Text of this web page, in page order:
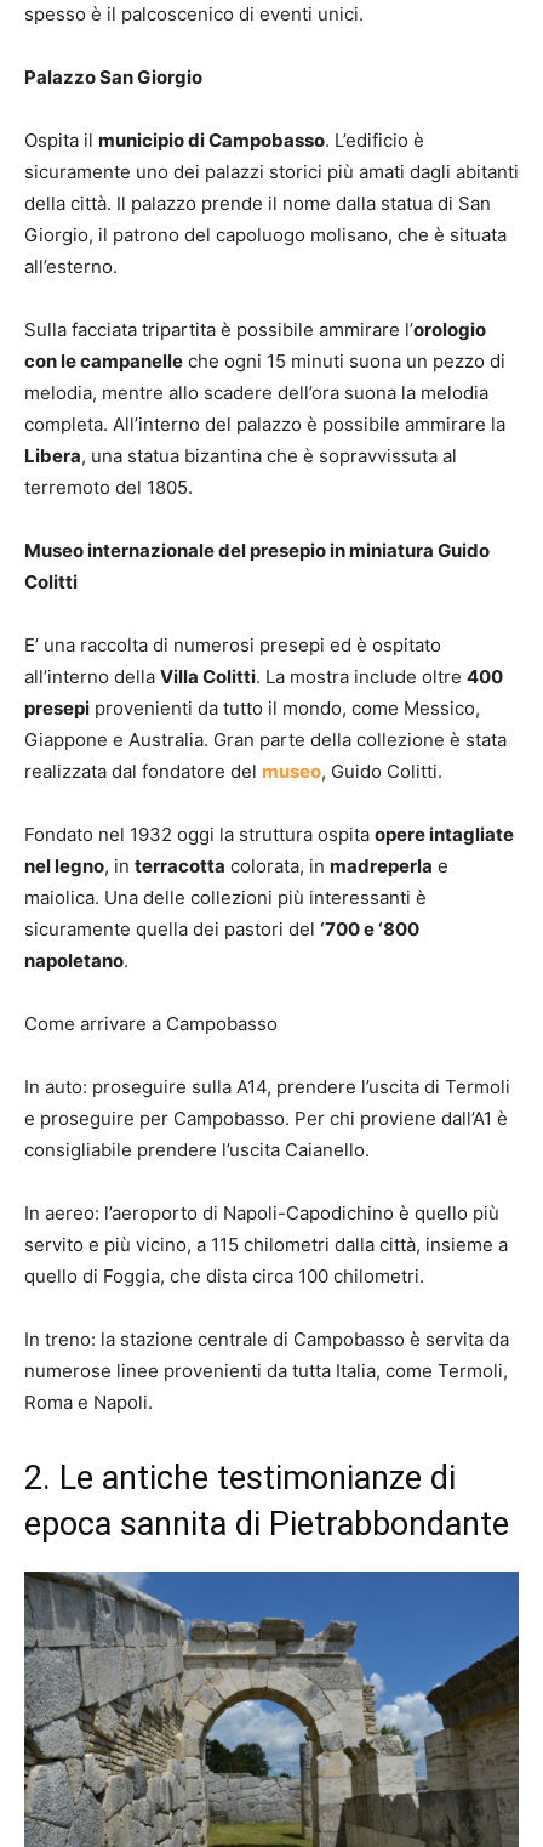
spesso è il palcoscenico di eventi unici.
Palazzo San Giorgio
Ospita il municipio di Campobasso. L’edificio è
sicuramente uno dei palazzi storici più amati dagli abitanti
della città. Il palazzo prende il nome dalla statua di San
Giorgio, il patrono del capoluogo molisano, che è situata
all’esterno.
Sulla facciata tripartita è possibile ammirare l’orologio
con le campanelle che ogni 15 minuti suona un pezzo di
melodia, mentre allo scadere dell’ora suona la melodia
completa. All’interno del palazzo è possibile ammirare la
Libera, una statua bizantina che è sopravvissuta al
terremoto del 1805.
Museo internazionale del presepio in miniatura Guido
Colitti
E’ una raccolta di numerosi presepi ed è ospitato
all’interno della Villa Colitti. La mostra include oltre 400
presepi provenienti da tutto il mondo, come Messico,
Giappone e Australia. Gran parte della collezione è stata
realizzata dal fondatore del museo, Guido Colitti.
Fondato nel 1932 oggi la struttura ospita opere intagliate
nel legno, in terracotta colorata, in madreperla e
maiolica. Una delle collezioni più interessanti è
sicuramente quella dei pastori del ‘700 e ‘800
napoletano.
Come arrivare a Campobasso
In auto: proseguire sulla A14, prendere l’uscita di Termoli
e proseguire per Campobasso. Per chi proviene dall’A1 è
consigliabile prendere l’uscita Caianello.
In aereo: l’aeroporto di Napoli-Capodichino è quello più
servito e più vicino, a 115 chilometri dalla città, insieme a
quello di Foggia, che dista circa 100 chilometri.
In treno: la stazione centrale di Campobasso è servita da
numerose linee provenienti da tutta Italia, come Termoli,
Roma e Napoli.
2. Le antiche testimonianze di
epoca sannita di Pietrabbondante